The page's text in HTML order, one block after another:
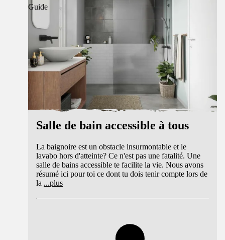
Guide
Salle de bain accessible à tous
La baignoire est un obstacle insurmontable et le
lavabo hors d'atteinte? Ce n'est pas une fatalité. Une
salle de bains accessible te facilite la vie. Nous avons
résumé ici pour toi ce dont tu dois tenir compte lors de
la ...plus